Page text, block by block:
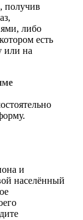
получив
либо
есть
или на
и
населённый